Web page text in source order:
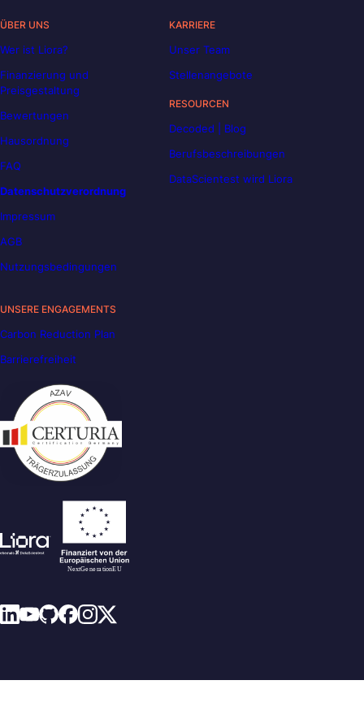
ÜBER UNS
Wer ist Liora?
Finanzierung und
Preisgestaltung
Bewertungen
Hausordnung
FAQ
Datenschutzverordnung
Impressum
AGB
Nutzungsbedingungen
KARRIERE
Unser Team
Stellenangebote
RESOURCEN
Decoded | Blog
Berufsbeschreibungen
DataScientest wird Liora
UNSERE ENGAGEMENTS
Carbon Reduction Plan
Barrierefreiheit